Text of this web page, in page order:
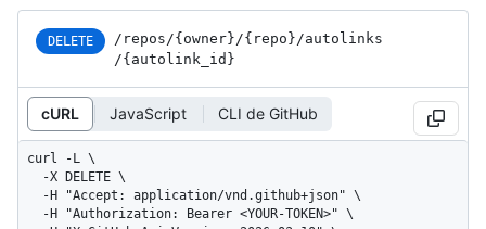
DELETE /repos /{owner} /{repo} /autolinks
/{autolink_ id}
cURL JavaScript CLI de GitHub
curl -L \